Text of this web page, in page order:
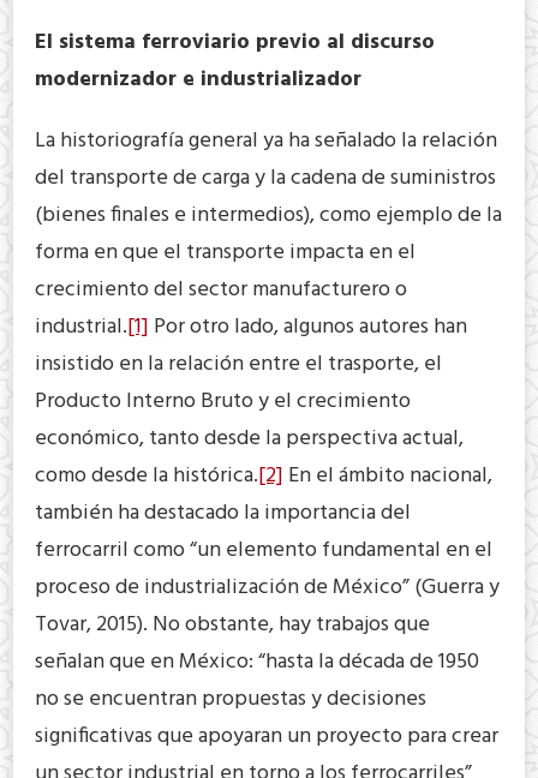
El sistema ferroviario previo al discurso
modernizador e industrializador
La historiografía general ya ha señalado la relación
del transporte de carga y la cadena de suministros
(bienes finales e intermedios), como ejemplo de la
forma en que el transporte impacta en el
crecimiento del sector manufacturero o
industrial.[1] Por otro lado, algunos autores han
insistido en la relación entre el trasporte, el
Producto Interno Bruto y el crecimiento
económico, tanto desde la perspectiva actual,
como desde la histórica.[2] En el ámbito nacional,
también ha destacado la importancia del
ferrocarril como “un elemento fundamental en el
proceso de industrialización de México” (Guerra y
Tovar, 2015). No obstante, hay trabajos que
señalan que en México: “hasta la década de 1950
no se encuentran propuestas y decisiones
significativas que apoyaran un proyecto para crear